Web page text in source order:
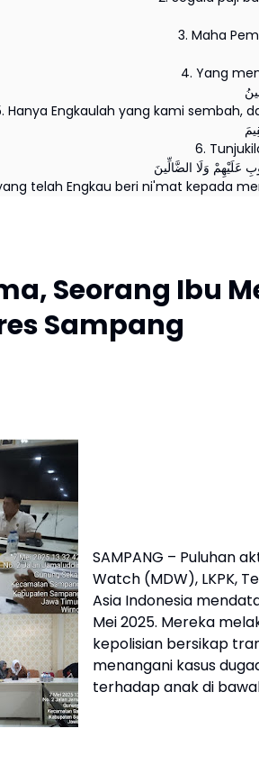
3. Maha
4. Yang
Hanya Engkaulah yang kami sembah,
6.
عَلَيْهِمْ وَلَا الضَّالِّينَ
telah Engkau beri ni'mat kepada
Seorang Ibu
Sampang
SAMPANG – Puluhan
Watch (MDW), LKPK,
Asia Indonesia
Mei 2025. Mereka
kepolisian bersikap
menangani kasus
terhadap anak di